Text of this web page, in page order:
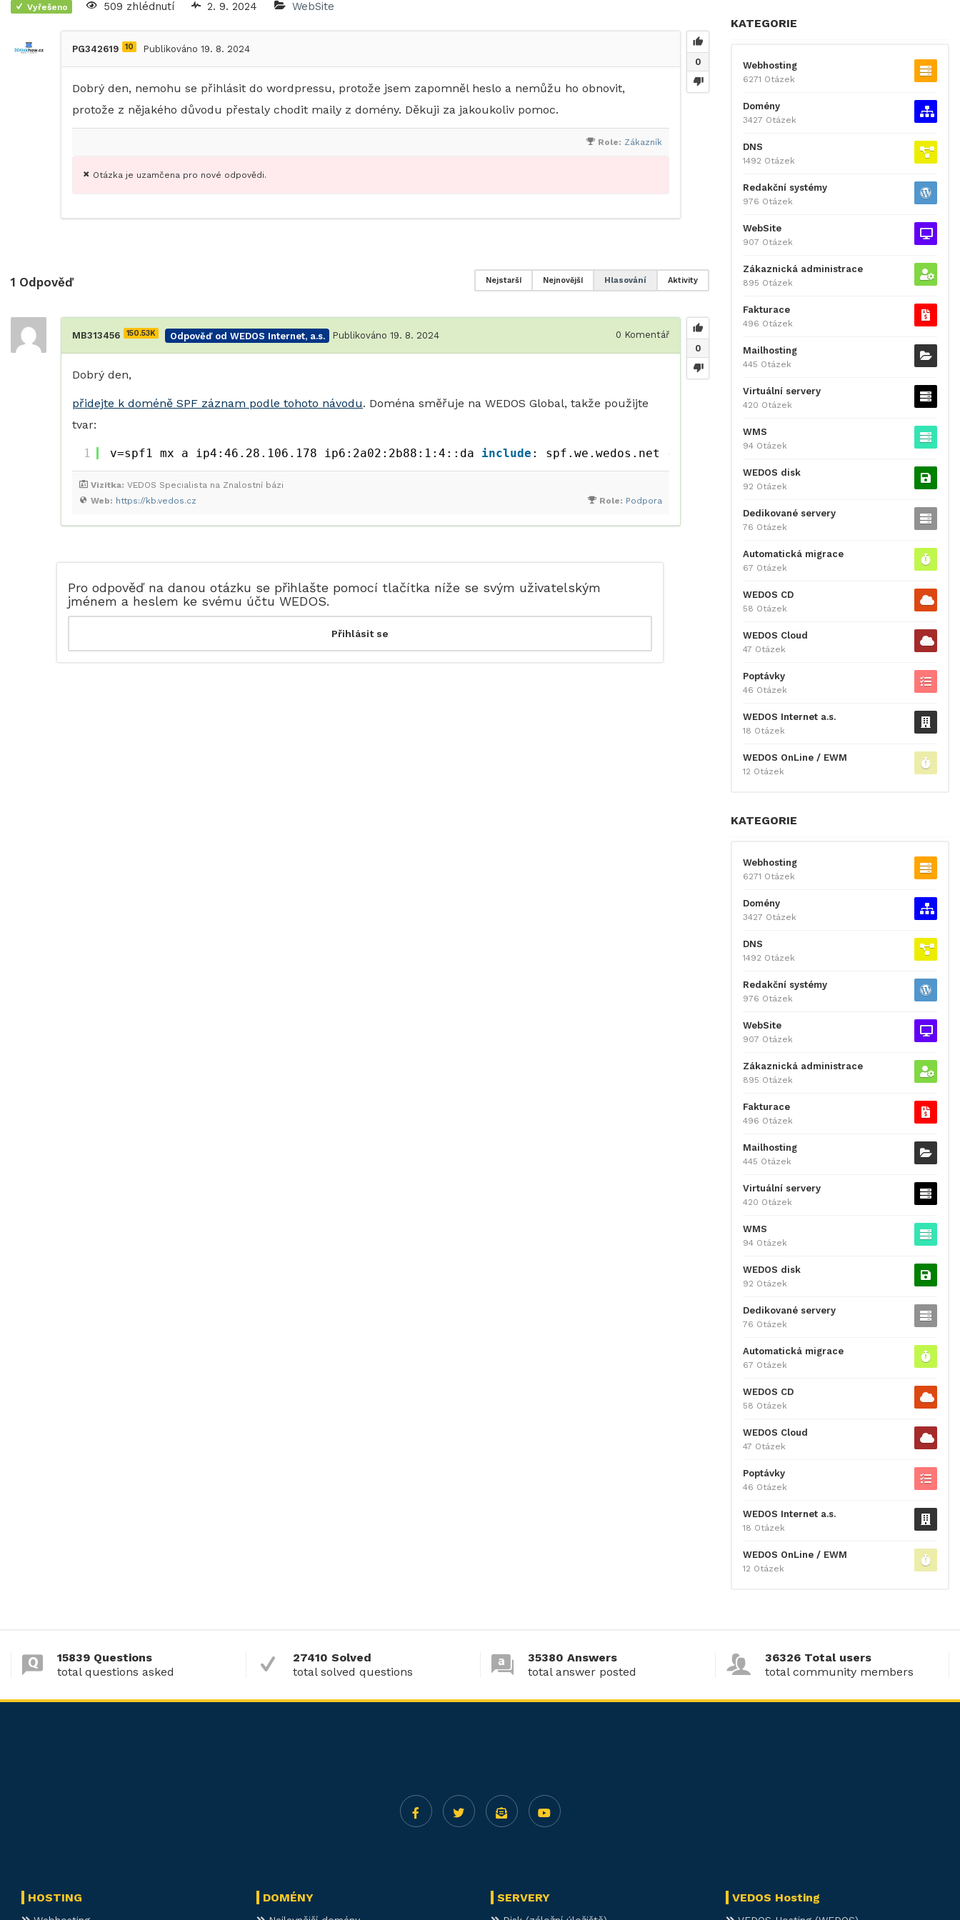
Vyřešeno 509 zhlédnutí 2. 9. 2024 WebSite
0
PG342619 10 Publikováno 19. 8. 2024
Dobrý den, nemohu se přihlásit do wordpressu, protože jsem zapomněl heslo a nemůžu ho obnovit,
protože z nějakého důvodu přestaly chodit maily z domény. Děkuji za jakoukoliv pomoc.
Role: Zákazník
Otázka je uzamčena pro nové odpovědi.
1 Odpověď Aktivity
Hlasování
Nejnovější
Nejstarší
0
MB313456 150.53K Odpověď od WEDOS Internet, a.s. Publikováno 19. 8. 2024 0 Komentář
Dobrý den,
přidejte k doméně SPF záznam podle tohoto návodu. Doména směřuje na WEDOS Global, takže použijte
tvar:
1 v=spf1 mx a ip4:46.28.106.178 ip6:2a02:2b88:1:4::da include :_spf.we.wedos.net -all
Role: Podpora
Web: https://kb.vedos.cz
Vizitka: VEDOS Specialista na Znalostní bázi
Pro odpověď na danou otázku se přihlašte pomocí tlačítka níže se svým uživatelským
jménem a heslem ke svému účtu WEDOS.
KATEGORIE
Webhosting
6271 Otázek
Domény
3427 Otázek
DNS
1492 Otázek
Redakční systémy
976 Otázek
WebSite
907 Otázek
Zákaznická administrace
895 Otázek
Fakturace
496 Otázek
Mailhosting
445 Otázek
Virtuální servery
420 Otázek
WMS
94 Otázek
WEDOS disk
92 Otázek
Dedikované servery
76 Otázek
Automatická migrace
67 Otázek
WEDOS CD
58 Otázek
WEDOS Cloud
47 Otázek
Poptávky
46 Otázek
WEDOS Internet a.s.
18 Otázek
WEDOS OnLine / EWM
12 Otázek
KATEGORIE
Webhosting
6271 Otázek
Domény
3427 Otázek
DNS
1492 Otázek
Redakční systémy
976 Otázek
WebSite
907 Otázek
Zákaznická administrace
895 Otázek
Fakturace
496 Otázek
Mailhosting
445 Otázek
Virtuální servery
420 Otázek
WMS
94 Otázek
WEDOS disk
92 Otázek
Dedikované servery
76 Otázek
Automatická migrace
67 Otázek
WEDOS CD
58 Otázek
WEDOS Cloud
47 Otázek
Poptávky
46 Otázek
WEDOS Internet a.s.
18 Otázek
WEDOS OnLine / EWM
12 Otázek
15839 Questions
total questions asked
27410 Solved
total solved questions
35380 Answers
total answer posted
36326 Total users
total community members
HOSTING DOMÉNY SERVERY VEDOS Hosting